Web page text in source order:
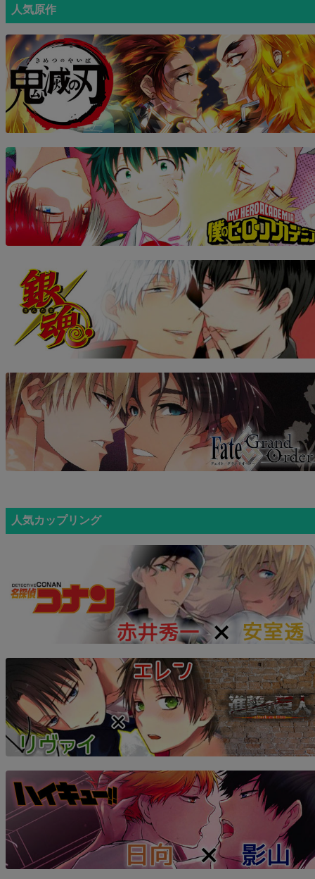
人気原作
人気カップリング